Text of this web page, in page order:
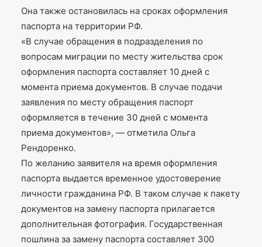
Она также остановилась на сроках оформления
паспорта на территории РФ.
«В случае обращения в подразделения по
вопросам миграции по месту жительства срок
оформления паспорта составляет 10 дней с
момента приема документов. В случае подачи
заявления по месту обращения паспорт
оформляется в течение 30 дней с момента
приема документов», — отметила Ольга
Рендоренко.
По желанию заявителя на время оформления
паспорта выдается временное удостоверение
личности гражданина РФ. В таком случае к пакету
документов на замену паспорта прилагается
дополнительная фотография. Государственная
пошлина за замену паспорта составляет 300